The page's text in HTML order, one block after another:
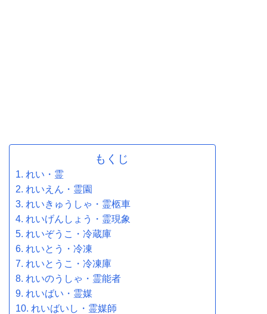
もくじ
れい・霊
れいえん・霊園
れいきゅうしゃ・霊柩車
れいげんしょう・霊現象
れいぞうこ・冷蔵庫
れいとう・冷凍
れいとうこ・冷凍庫
れいのうしゃ・霊能者
れいばい・霊媒
れいばいし・霊媒師